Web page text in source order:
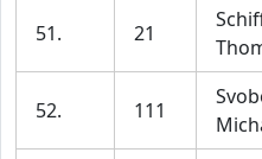
51. 21
52. 111